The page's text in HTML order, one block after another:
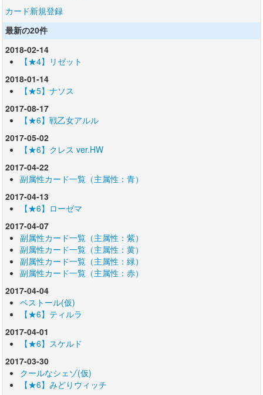
カード新規登録
最新の20件
2018-02-14
【★4】リゼット
2018-01-14
【★5】ナソス
2017-08-17
【★6】戦乙女アルル
2017-05-02
【★6】クレス ver.HW
2017-04-22
副属性カード一覧（主属性：青）
2017-04-13
【★6】ローゼマ
2017-04-07
副属性カード一覧（主属性：紫）
副属性カード一覧（主属性：黄）
副属性カード一覧（主属性：緑）
副属性カード一覧（主属性：赤）
2017-04-04
ベストール(仮)
【★6】ティルラ
2017-04-01
【★6】スケルド
2017-03-30
クールなシェゾ(仮)
【★6】みどりウィッチ